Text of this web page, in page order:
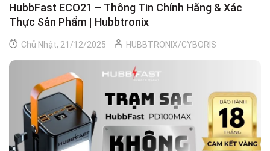
HubbFast ECO21 – Thông Tin Chính Hãng & Xác
Thực Sản Phẩm | Hubbtronix
Chủ Nhật, 21/12/2025 HUBBTRONIX/CYBORIS